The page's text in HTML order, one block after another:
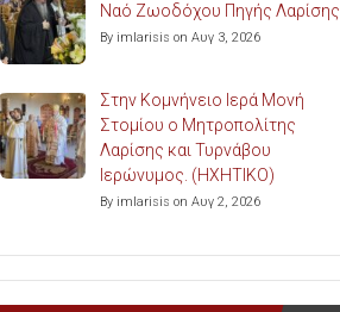
Ναό Ζωοδόχου Πηγής Λαρίσης.
By imlarisis on Αυγ 3, 2026
Στην Κομνήνειο Ιερά Μονή
Στομίου ο Μητροπολίτης
Λαρίσης και Τυρνάβου
Ιερώνυμος. (ΗΧΗΤΙΚΟ)
By imlarisis on Αυγ 2, 2026